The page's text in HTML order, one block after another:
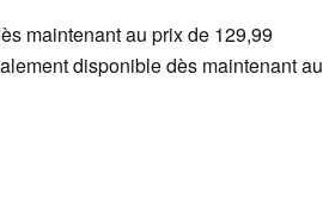
maintenant au prix de 129,99
disponible dès maintenant au